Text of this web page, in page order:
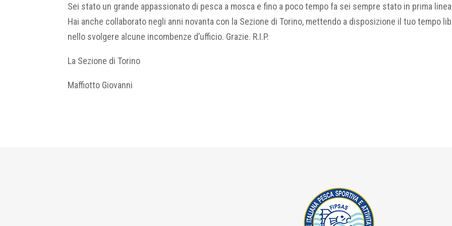
Sei stato un grande appassionato di pesca a mosca e fino a poco tempo fa sei sempre stato in prima
Hai anche collaborato negli anni novanta con la Sezione di Torino, mettendo a disposizione il tuo tempo
nello svolgere alcune incombenze d’ufficio. Grazie. R.I.P.
La Sezione di Torino
Maffiotto Giovanni